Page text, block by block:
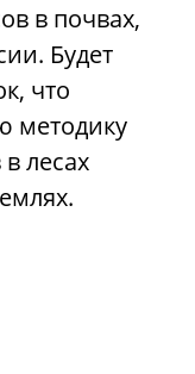
в почвах,
Будет
что
методику
лесах